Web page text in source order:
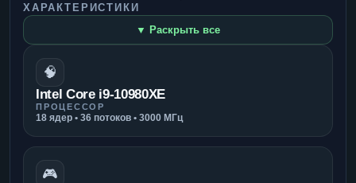
ХАРАКТЕРИСТИКИ
▼ Раскрыть все
🧠
Intel Core i9-10980XE
ПРОЦЕССОР
18 ядер • 36 потоков • 3000 МГц
🎮